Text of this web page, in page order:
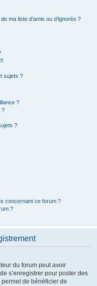
ma liste d’amis ou d’ignorés ?
sujets ?
?
?
?
concernant ce forum ?
?
du forum peut avoir
s’enregistrer pour poster des
de bénéficier de